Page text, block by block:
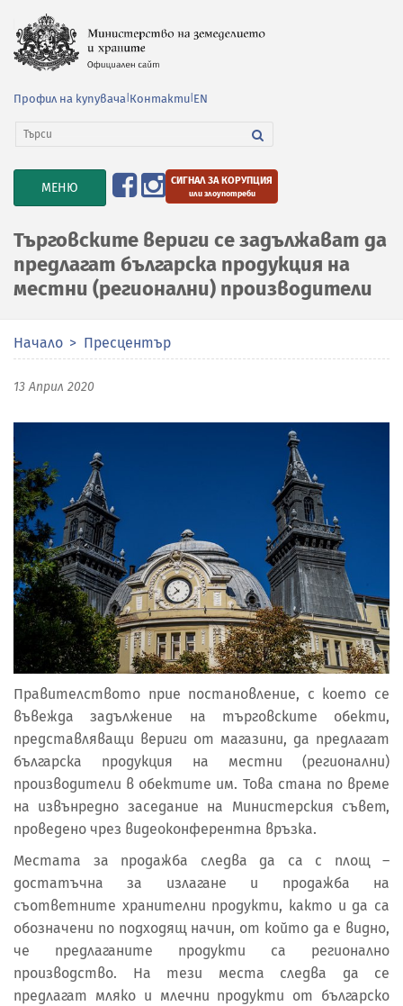
Профил на купувача Контакти EN
TOGGLE
NAVIGATION
МЕНЮ СИГНАЛ ЗА КОРУПЦИЯ
или злоупотреби
Търговските вериги се задължават да
предлагат българска продукция на
местни (регионални) производители
Начало Пресцентър
13 Април 2020
Правителството прие постановление, с което се
въвежда задължение на търговските обекти,
представляващи вериги от магазини, да предлагат
българска продукция на местни (регионални)
производители в обектите им. Това стана по време
на извънредно заседание на Министерския съвет,
проведено чрез видеоконферентна връзка.
Местата за продажба следва да са с площ –
достатъчна за излагане и продажба на
съответните хранителни продукти, както и да са
обозначени по подходящ начин, от който да е видно,
че предлаганите продукти са регионално
производство. На тези места следва да се
предлагат мляко и млечни продукти от българско